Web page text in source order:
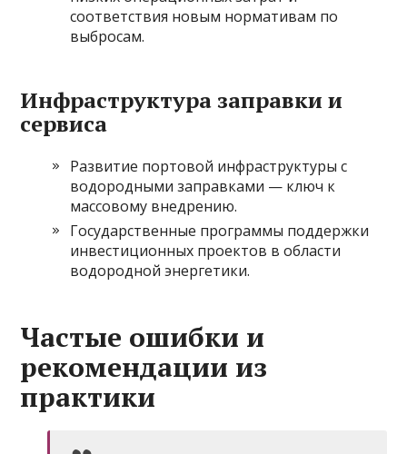
соответствия новым нормативам по
выбросам.
Инфраструктура заправки и
сервиса
Развитие портовой инфраструктуры с
водородными заправками — ключ к
массовому внедрению.
Государственные программы поддержки
инвестиционных проектов в области
водородной энергетики.
Частые ошибки и
рекомендации из
практики